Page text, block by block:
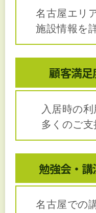
名古屋エリ
施設情報を
顧客満足
入居時の
多くのご
勉強会・講
名古屋での